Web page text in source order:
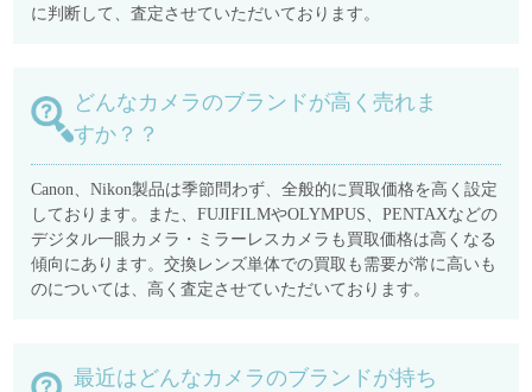
に判断して、査定させていただいております。
どんなカメラのブランドが高く売れま
すか？？
Canon、Nikon製品は季節問わず、全般的に買取価格を高く設定
しております。また、FUJIFILMやOLYMPUS、PENTAXなどの
デジタル一眼カメラ・ミラーレスカメラも買取価格は高くなる
傾向にあります。交換レンズ単体での買取も需要が常に高いも
のについては、高く査定させていただいております。
最近はどんなカメラのブランドが持ち